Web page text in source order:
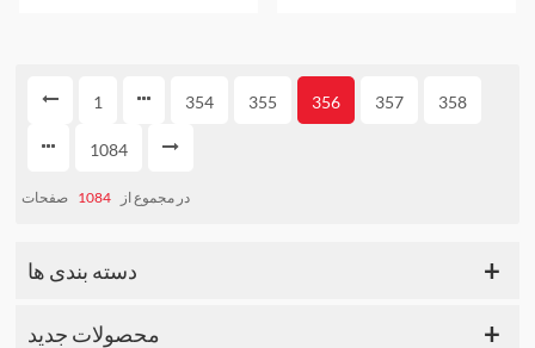
1 354 355 356 357 358
1084
در مجموع از 1084 صفحات
دسته بندی ها
محصولات جدید